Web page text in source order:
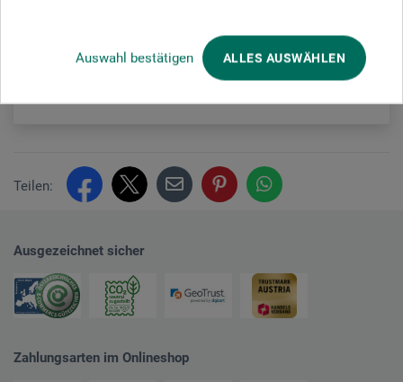
Auswahl bestätigen ALLES AUSWÄHLEN
Veranstaltungsort
Teilen:
Ausgezeichnet sicher
Zahlungsarten im Onlineshop